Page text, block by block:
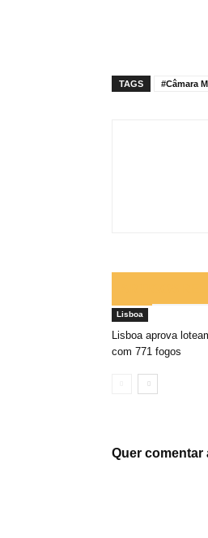
TAGS #Câmara
Lisboa
Lisboa aprova
com 771 fogos
Quer comentar